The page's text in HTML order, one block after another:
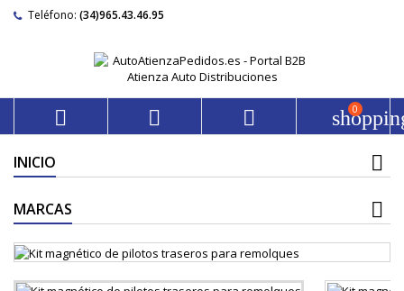
Teléfono: (34)965.43.46.95
   0
INICIO
MARCAS